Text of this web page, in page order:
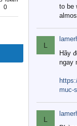
0
to be
L
Hãy
ngay
muc-
L